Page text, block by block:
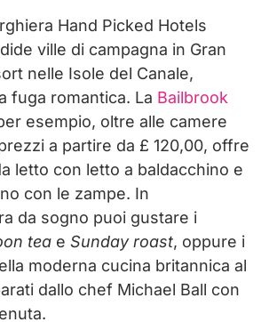
Hand Picked Hotels
ville di campagna in Gran
nelle Isole del Canale,
fuga romantica. La Bailbrook
esempio, oltre alle camere
a partire da £ 120,00, offre
letto con letto a baldacchino e
con le zampe. In
da sogno puoi gustare i
tea e Sunday roast, oppure i
moderna cucina britannica al
dallo chef Michael Ball con